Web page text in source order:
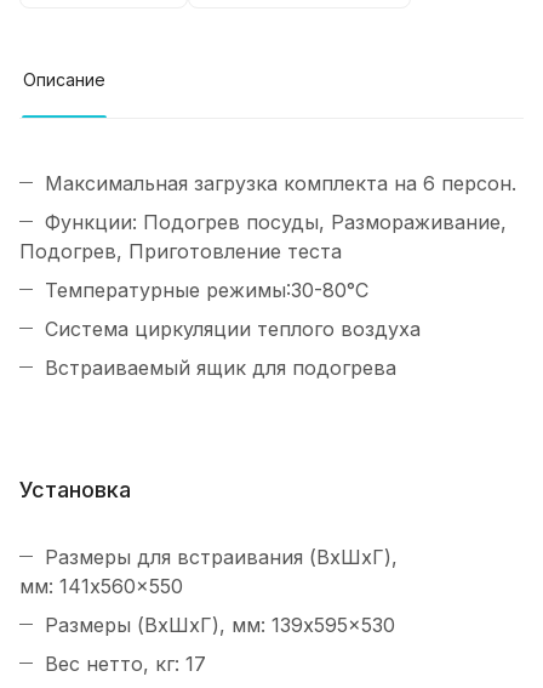
Описание
Максимальная загрузка комплекта на 6 персон.
Функции: Подогрев посуды, Размораживание,
Подогрев, Приготовление теста
Температурные режимы:30-80°C
Система циркуляции теплого воздуха
Встраиваемый ящик для подогрева
Установка
Размеры для встраивания (ВхШхГ),
мм: 141x560x550
Размеры (ВхШхГ), мм: 139x595x530
Вес нетто, кг: 17